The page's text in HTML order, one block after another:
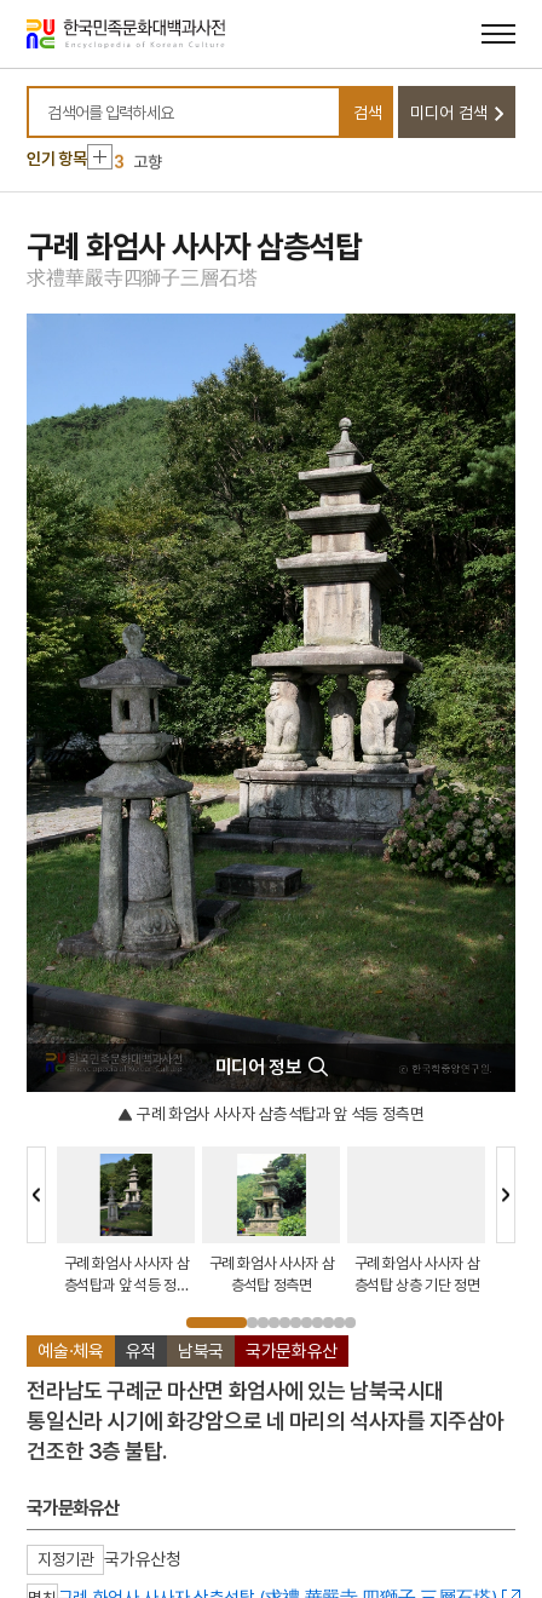
바로가기
바로가기
검색어를 입력하세요
검색 미디어 검색
인기 항목
10 소음인
1 강릉김씨 족보
2 병자일기
3 고향
4 국화 옆에서
5 맨드라미
6 비유왕
10 소음인
1 강릉김씨 족보
2 병자일기
3 고향
4 국화 옆에서
5 맨드라미
6 비유왕
7 사단칠정
8 성석린
9 세조
10 소음인
구례 화엄사 사사자 삼층석탑
求禮華嚴寺四獅子三層石塔
예술·체육 유적 남북국 국가문화유산
전라남도 구례군 마산면 화엄사에 있는 남북국시대
통일신라 시기에 화강암으로 네 마리의 석사자를 지주삼아
건조한 3층 불탑.
국가문화유산
지정기관 국가유산청
미디어 정보
구례 화엄사 사사자 삼층석탑과 앞 석등 정측면
구례 화엄사 사사자 삼
층석탑과 앞 석등 정측
구례 화엄사 사사자 삼
층석탑 정측면
구례 화엄사 사사자 삼
층석탑 상층 기단 정면